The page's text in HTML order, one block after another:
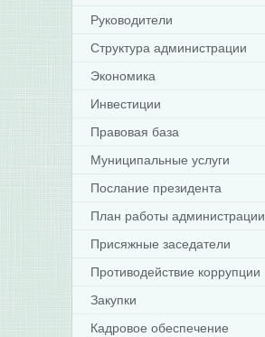
Руководители
Структура администрации
Экономика
Инвестиции
Правовая база
Муниципальные услуги
Послание президента
План работы администрации
Присяжные заседатели
Противодействие коррупции
Закупки
Кадровое обеспечение